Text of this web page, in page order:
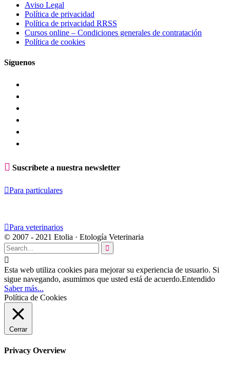
Aviso Legal
Política de privacidad
Política de privacidad RRSS
Cursos online – Condiciones generales de contratación
Política de cookies
Síguenos
 Suscríbete a nuestra newsletter
Para particulares
Para veterinarios
© 2007 - 2021 Etolia · Etología Veterinaria


Esta web utiliza cookies para mejorar su experiencia de usuario. Si
sigue navegando, asumimos que usted está de acuerdo.Entendido
Saber más...
Política de Cookies
Cerrar
Privacy Overview